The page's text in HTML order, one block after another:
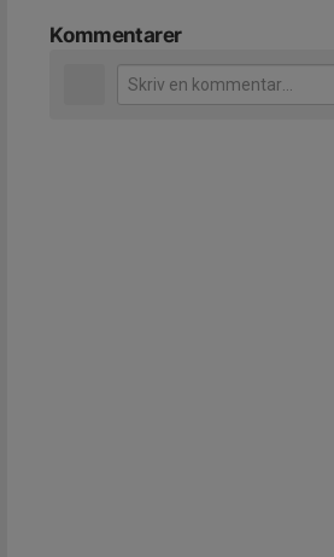
Kommentarer